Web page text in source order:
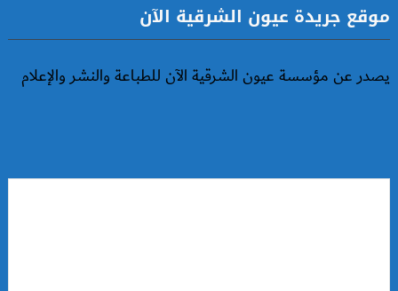
موقع جريدة عيون الشرقية الآن
يصدر عن مؤسسة عيون الشرقية الآن للطباعة والنشر والإعلام